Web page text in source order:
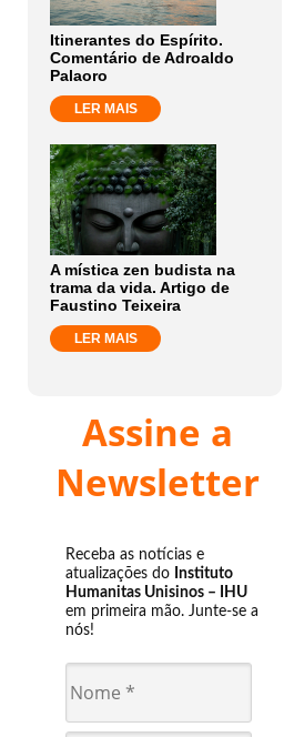
Itinerantes do Espírito.
Comentário de Adroaldo
Palaoro
LER MAIS
A mística zen budista na
trama da vida. Artigo de
Faustino Teixeira
LER MAIS
Assine a
Newsletter
Receba as notícias e
atualizações do Instituto
Humanitas Unisinos – IHU
em primeira mão. Junte-se a
nós!